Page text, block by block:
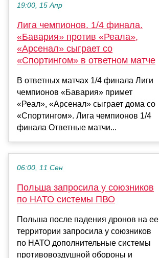
19:00, 15 Апр
Лига чемпионов. 1/4 финала.
«Бавария» против «Реала»,
«Арсенал» сыграет со
«Спортингом» в ответном матче
В ответных матчах 1/4 финала Лиги
чемпионов «Бавария» примет
«Реал», «Арсенал» сыграет дома со
«Спортингом». Лига чемпионов 1/4
финала Ответные матчи...
06:00, 11 Сен
Польша запросила у союзников
по НАТО системы ПВО
Польша после падения дронов на ее
территории запросила у союзников
по НАТО дополнительные системы
противовоздушной обороны и